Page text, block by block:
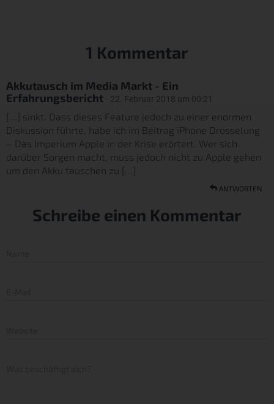
1 Kommentar
Akkutausch im Media Markt - Ein
Erfahrungsbericht
· 22. Februar 2018 um 00:21
[…] sinkt. Dass dieses Feature jedoch zu einer enormen
Diskussion führte, habe ich im Beitrag iPhone Drosselung
– Das Imperium Apple in der Krise erörtert. Wer sich
darüber Sorgen macht, muss jedoch nicht zu Apple gehen
um den Akku tauschen zu […]
ANTWORTEN
Schreibe einen Kommentar